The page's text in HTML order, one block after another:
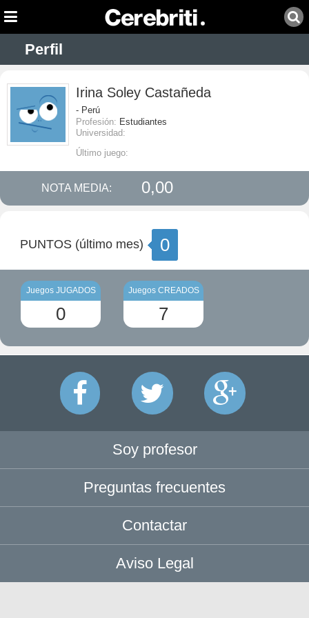
Perfil
Irina Soley Castañeda
- Perú
Profesión: Estudiantes
Universidad:
Último juego:
NOTA MEDIA: 0,00
PUNTOS (último mes) 0
Juegos JUGADOS
0
Juegos CREADOS
7
Soy profesor
Preguntas frecuentes
Contactar
Aviso Legal